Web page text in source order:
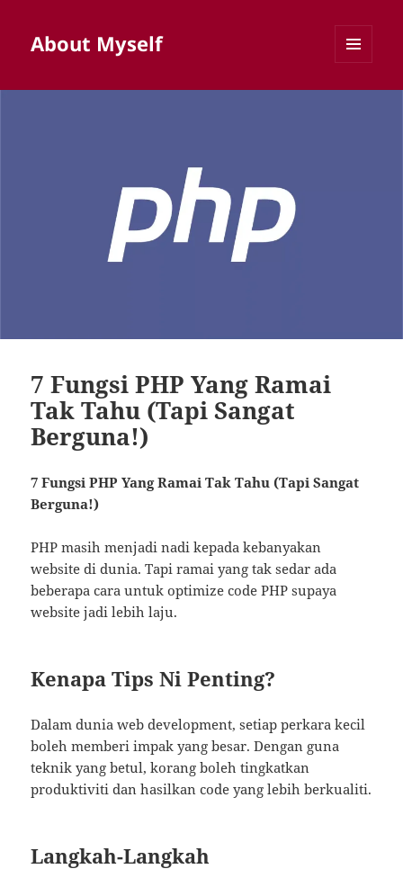
About Myself
7 Fungsi PHP Yang Ramai
Tak Tahu (Tapi Sangat
Berguna!)
7 Fungsi PHP Yang Ramai Tak Tahu (Tapi Sangat
Berguna!)
PHP masih menjadi nadi kepada kebanyakan
website di dunia. Tapi ramai yang tak sedar ada
beberapa cara untuk optimize code PHP supaya
website jadi lebih laju.
Kenapa Tips Ni Penting?
Dalam dunia web development, setiap perkara kecil
boleh memberi impak yang besar. Dengan guna
teknik yang betul, korang boleh tingkatkan
produktiviti dan hasilkan code yang lebih berkualiti.
Langkah-Langkah